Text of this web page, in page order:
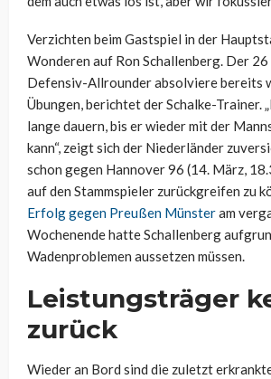
Verzichten beim Gastspiel in der
Wonderen auf Ron Schallenberg. Der
Defensiv-Allrounder absolviere bereits
Übungen, berichtet der Schalke-Trainer.
lange dauern, bis er wieder mit der
kann“, zeigt sich der Niederländer
schon gegen Hannover 96 (14. März,
auf den Stammspieler zurückgreifen zu
Erfolg gegen Preußen Münsteram
Wochenende hatte Schallenberg
Wadenproblemen aussetzen müssen.
Leistungsträger
zurück
Wieder an Bord sind die zuletzt